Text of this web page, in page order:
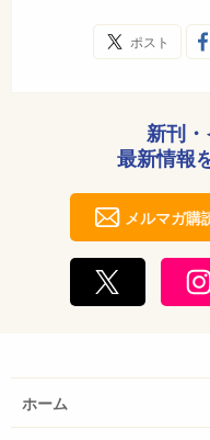
ポスト
新刊・
最新情報
メルマガ購
ホーム